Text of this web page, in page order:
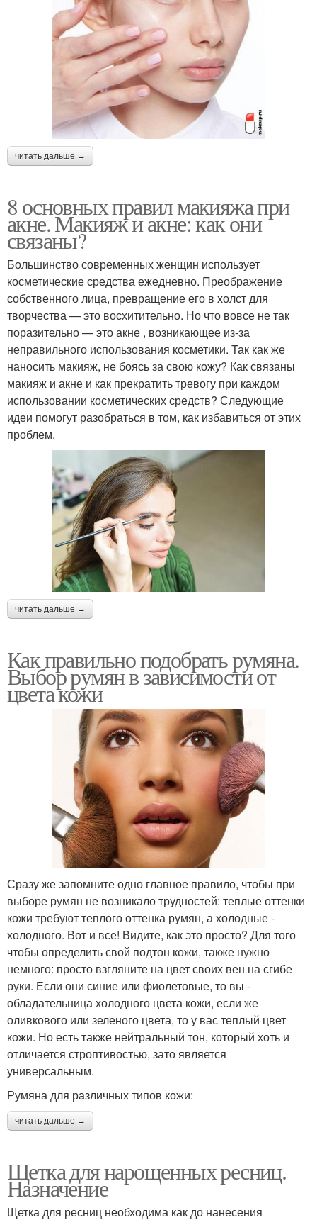
читать дальше →
8 основных правил макияжа при
акне. Макияж и акне: как они
связаны?
Большинство современных женщин использует
косметические средства ежедневно. Преображение
собственного лица, превращение его в холст для
творчества — это восхитительно. Но что вовсе не так
поразительно — это акне , возникающее из-за
неправильного использования косметики. Так как же
наносить макияж, не боясь за свою кожу? Как связаны
макияж и акне и как прекратить тревогу при каждом
использовании косметических средств? Следующие
идеи помогут разобраться в том, как избавиться от этих
проблем.
читать дальше →
Как правильно подобрать румяна.
Выбор румян в зависимости от
цвета кожи
Сразу же запомните одно главное правило, чтобы при
выборе румян не возникало трудностей: теплые оттенки
кожи требуют теплого оттенка румян, а холодные -
холодного. Вот и все! Видите, как это просто? Для того
чтобы определить свой подтон кожи, также нужно
немного: просто взгляните на цвет своих вен на сгибе
руки. Если они синие или фиолетовые, то вы -
обладательница холодного цвета кожи, если же
оливкового или зеленого цвета, то у вас теплый цвет
кожи. Но есть также нейтральный тон, который хоть и
отличается строптивостью, зато является
универсальным.
Румяна для различных типов кожи:
читать дальше →
Щетка для нарощенных ресниц.
Назначение
Щетка для ресниц необходима как до нанесения